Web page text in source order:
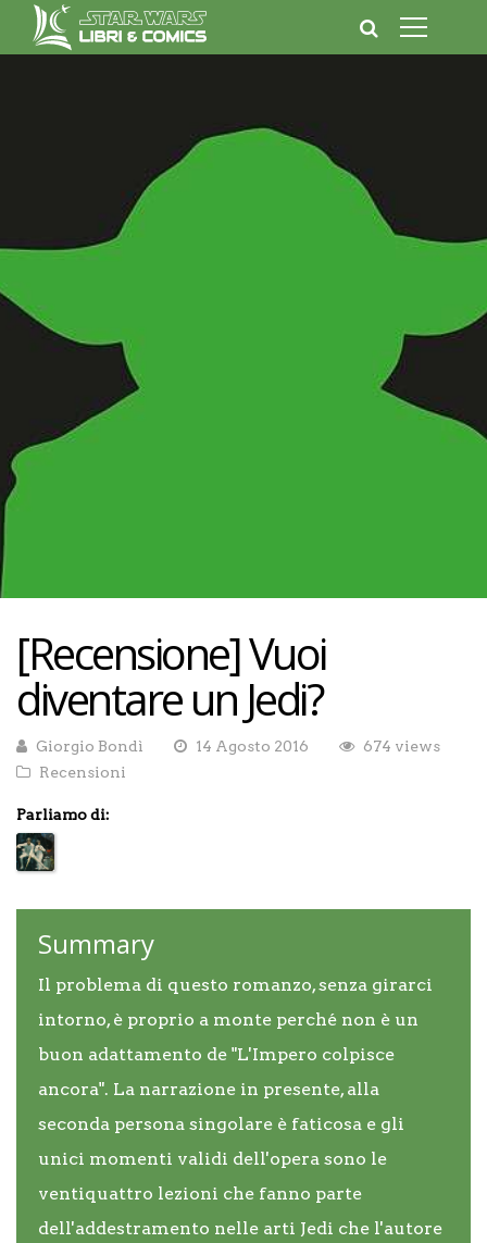
[Recensione] Vuoi
diventare un Jedi?
Giorgio Bondì 14 Agosto 2016
674 views
Recensioni
Parliamo di:
Summary
Il problema di questo romanzo, senza girarci
intorno, è proprio a monte perché non è un
buon adattamento de "L'Impero colpisce
ancora". La narrazione in presente, alla
seconda persona singolare è faticosa e gli
unici momenti validi dell'opera sono le
ventiquattro lezioni che fanno parte
dell'addestramento nelle arti Jedi che l'autore